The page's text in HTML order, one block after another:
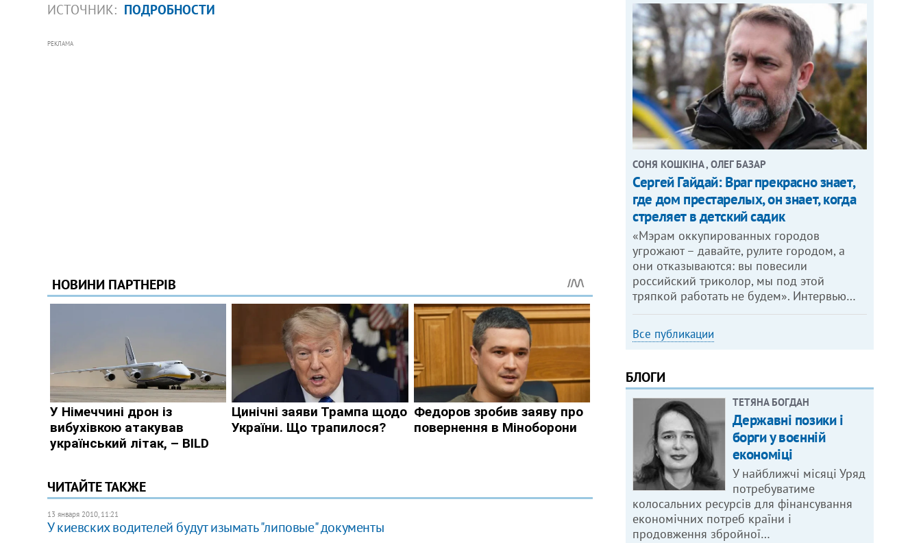
ИСТОЧНИК: ПОДРОБНОСТИ
РЕКЛАМА
ЧИТАЙТЕ ТАКЖЕ
13 января 2010, 11:21
У киевских водителей будут изымать "липовые" документы
СОНЯ КОШКІНА , ОЛЕГ БАЗАР
Сергей Гайдай: Враг прекрасно знает,
где дом престарелых, он знает, когда
стреляет в детский садик
«Мэрам оккупированных городов
угрожают – давайте, рулите городом, а
они отказываются: вы повесили
российский триколор, мы под этой
тряпкой работать не будем». Интервью…
Все публикации
БЛОГИ
ТЕТЯНА БОГДАН
Державні позики і
борги у воєнній
економіці
У найближчі місяці Уряд
потребуватиме
колосальних ресурсів для фінансування
економічних потреб країни і
продовження збройної…